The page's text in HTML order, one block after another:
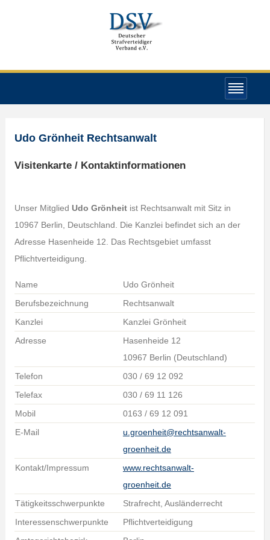
Udo Grönheit Rechtsanwalt
Visitenkarte / Kontaktinformationen
Unser Mitglied Udo Grönheitist Rechtsanwalt mit Sitz in
10967 Berlin, Deutschland. Die Kanzlei befindet sich an der
Adresse Hasenheide 12. Das Rechtsgebiet umfasst
Pflichtverteidigung.
Name
Udo Grönheit
Berufsbezeichnung
Rechtsanwalt
Kanzlei
Kanzlei Grönheit
Adresse
Hasenheide 12
10967 Berlin (Deutschland)
Telefon
030 / 69 12 092
Telefax
030 / 69 11 126
Mobil
0163 / 69 12 091
E-Mail
u.groenheit@rechtsanwalt-
groenheit.de
Kontakt/Impressum
www.rechtsanwalt-
groenheit.de
Tätigkeitsschwerpunkte
Strafrecht, Ausländerrecht
Interessenschwerpunkte
Pflichtverteidigung